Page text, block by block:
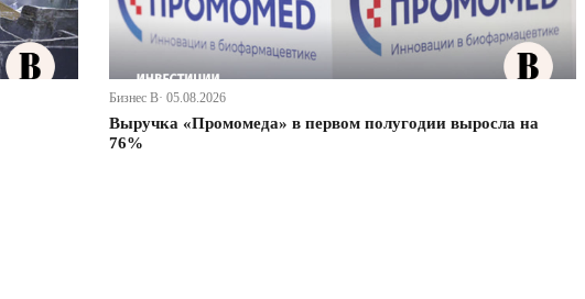
Бизнес В· 05.08.2026
Выручка «Промомеда» в первом полугодии выросла на
76%